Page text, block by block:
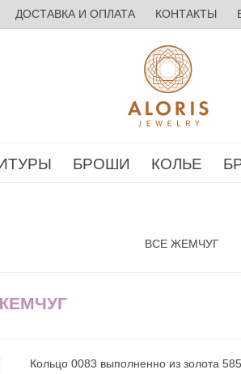
ДОСТАВКА И ОПЛАТА КОНТАКТЫ
БРОШИ КОЛЬЕ
ВСЕ ЖЕМЧУГ
Кольцо 0083 выполненно из золота